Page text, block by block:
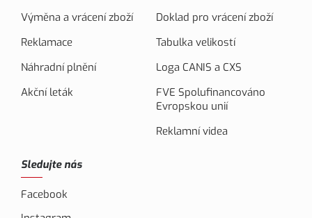
Výměna a vrácení zboží
Reklamace
Náhradní plnění
Akční leták
Doklad pro vrácení zboží
Tabulka velikostí
Loga CANIS a CXS
FVE Spolufinancováno
Evropskou unií
Reklamní videa
Sledujte nás
Facebook